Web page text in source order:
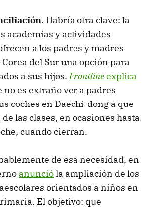
. Habría otra clave: la
academias y actividades
a los padres y madres
del Sur una opción para
a sus hijos.Frontlineexplica
no es extraño ver a padres
coches en Daechi-dong a que
las clases, en ocasiones hasta
cuando cierran.
de esa necesidad, en
anuncióla ampliación de los
orientados a niños en
El objetivo: que